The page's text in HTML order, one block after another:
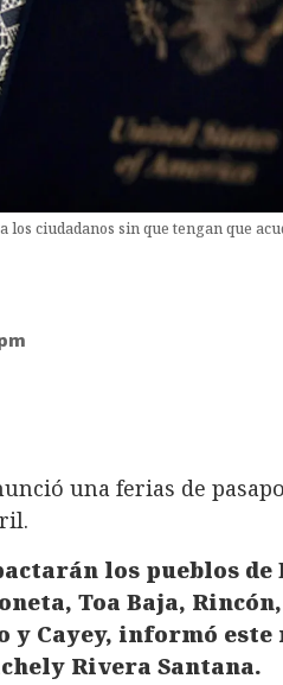
ciudadanos sin que tengan que
una ferias de
los pueblos de
Toa Baja,
Cayey, informó este
Rivera Santana.